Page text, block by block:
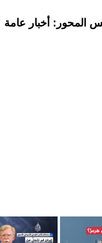
المحور: أخبار عامة